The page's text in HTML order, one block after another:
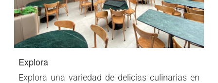
Explora
Explora una variedad de delicias culinarias en